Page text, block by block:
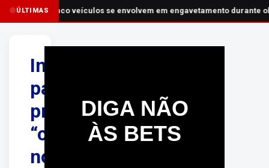
ÚLTIMASCinco veículos se envolvem em engavetamento durante
Inscrições
para
projeto
“creche
noturna”
DIGA NÃO
ÀS BETS